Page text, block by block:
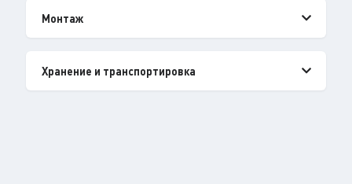
Монтаж
Хранение и транспортировка